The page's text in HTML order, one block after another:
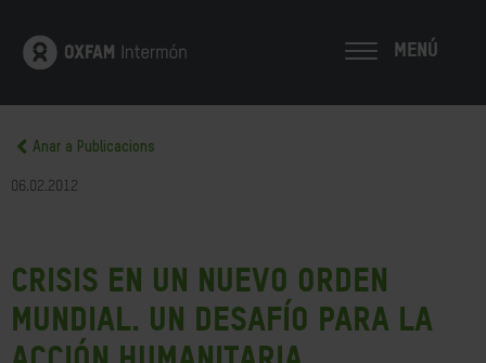
MENÚ
Anar a Publicacions
06.02.2012
Crisis en un nuevo orden
mundial. Un desafío para la